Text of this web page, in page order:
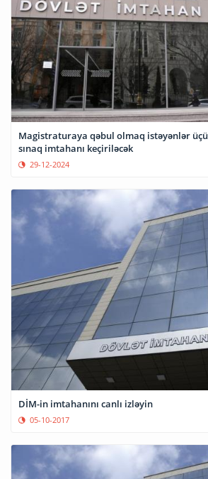
Magistraturaya qəbul olmaq istəyənlər
sınaq imtahanı keçiriləcək
29-12-2024
DİM-in imtahanını canlı izləyin
05-10-2017